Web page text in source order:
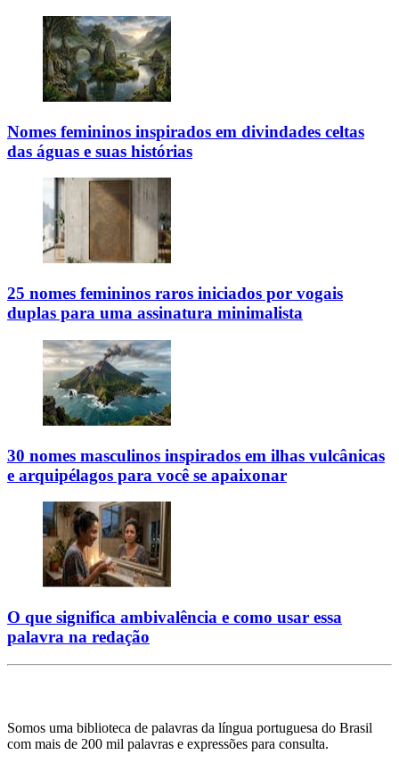
Nomes femininos inspirados em divindades celtas
das águas e suas histórias
25 nomes femininos raros iniciados por vogais
duplas para uma assinatura minimalista
30 nomes masculinos inspirados em ilhas vulcânicas
e arquipélagos para você se apaixonar
O que significa ambivalência e como usar essa
palavra na redação
Somos uma biblioteca de palavras da língua portuguesa do Brasil
com mais de 200 mil palavras e expressões para consulta.